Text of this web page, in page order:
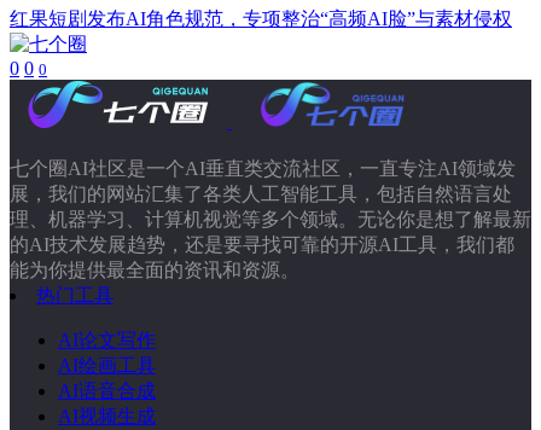
红果短剧发布AI角色规范，专项整治“高频AI脸”与素材侵权
0 0 0
七个圈AI社区是一个AI垂直类交流社区，一直专注AI领域发
展，我们的网站汇集了各类人工智能工具，包括自然语言处
理、机器学习、计算机视觉等多个领域。无论你是想了解最新
的AI技术发展趋势，还是要寻找可靠的开源AI工具，我们都
能为你提供最全面的资讯和资源。
热门工具
AI论文写作
AI绘画工具
AI语音合成
AI视频生成